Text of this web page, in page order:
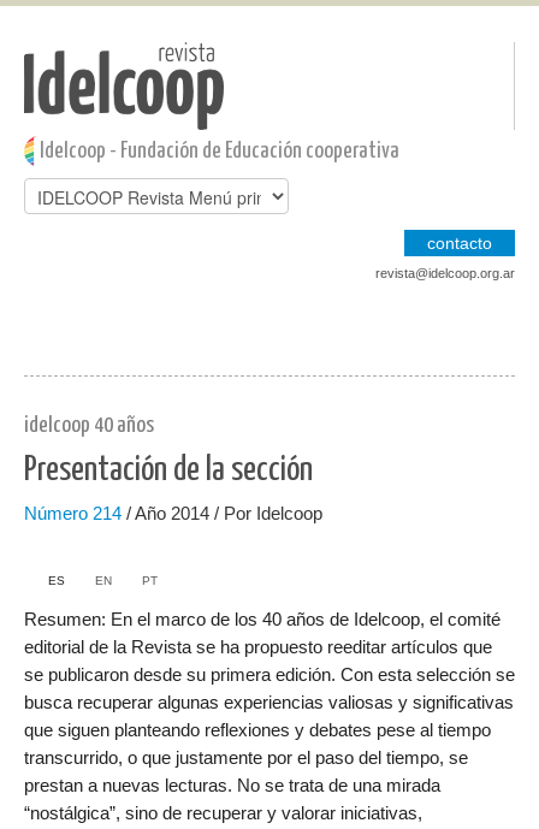
Pasar al contenido principal
Jump to main content
Idelcoop - Fundación de Educación cooperativa
contacto
revista@idelcoop.org.ar
idelcoop 40 años
Presentación de la sección
Número 214 / Año 2014 / Por Idelcoop
ES EN PT
Resumen: En el marco de los 40 años de Idelcoop, el comité
editorial de la Revista se ha propuesto reeditar artículos que
se publicaron desde su primera edición. Con esta selección se
busca recuperar algunas experiencias valiosas y significativas
que siguen planteando reflexiones y debates pese al tiempo
transcurrido, o que justamente por el paso del tiempo, se
prestan a nuevas lecturas. No se trata de una mirada
“nostálgica”, sino de recuperar y valorar iniciativas,